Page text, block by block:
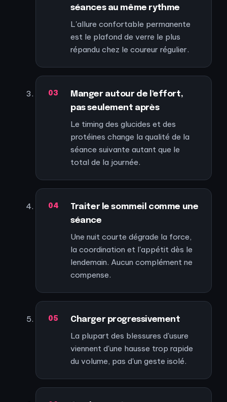
séances au même rythme
L'allure confortable permanente
est le plafond de verre le plus
répandu chez le coureur régulier.
Manger autour de l'effort,
pas seulement après
Le timing des glucides et des
protéines change la qualité de la
séance suivante autant que le
total de la journée.
Traiter le sommeil comme une
séance
Une nuit courte dégrade la force,
la coordination et l'appétit dès le
lendemain. Aucun complément ne
compense.
Charger progressivement
La plupart des blessures d'usure
viennent d'une hausse trop rapide
du volume, pas d'un geste isolé.